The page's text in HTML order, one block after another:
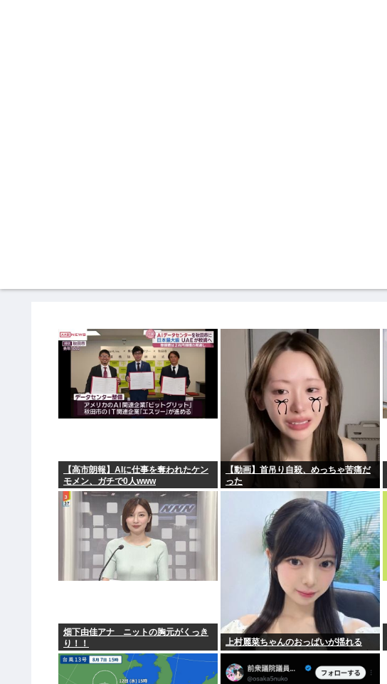
【高市朗報】AIに仕事を奪われたケン
モメン、ガチで0人www
【動画】首吊り自殺、めっちゃ苦痛だ
った
畑下由佳アナ ニットの胸元がくっき
り！！
上村麗菜ちゃんのおっぱいが揺れる